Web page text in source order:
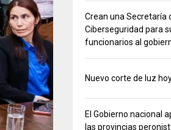
Crean una Secretaría
Ciberseguridad para
funcionarios al
Nuevo corte de luz
El Gobierno nacional
las provincias